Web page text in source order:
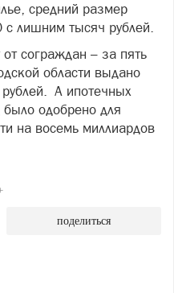
средний размер
с лишним тысяч рублей.
сограждан – за пять
области выдано
А ипотечных
одобрено для
на восемь миллиардов
поделиться